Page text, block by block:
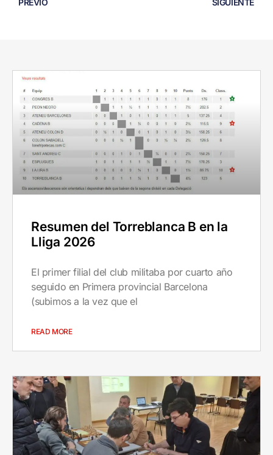
PREVIO SIGUIENTE
Resumen del Torreblanca B en la
Lliga 2026
El primer filial del club militaba por cuarto año
seguido en Primera provincial Barcelona
(subimos a la vez que el
READ MORE